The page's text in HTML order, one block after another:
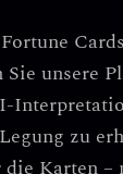
Fortune Cards
Sie unsere
zu
Karten –